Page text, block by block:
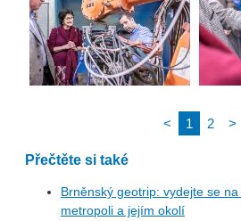
< 1 2 >
Přečtěte si také
Brněnský geotrip: vydejte se
metropoli a jejím okolí